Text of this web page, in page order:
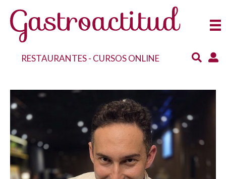
RESTAURANTES- CURSOS ONLINE